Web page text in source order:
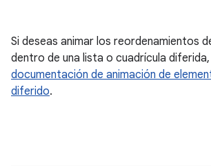
Si deseas animar los reordenamientos
dentro de una lista o cuadrícula
documentación de animación de
diferido.